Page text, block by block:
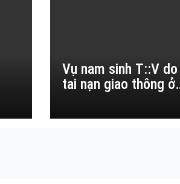
Vụ nam sinh T::V do
tai nạn giao thông ở